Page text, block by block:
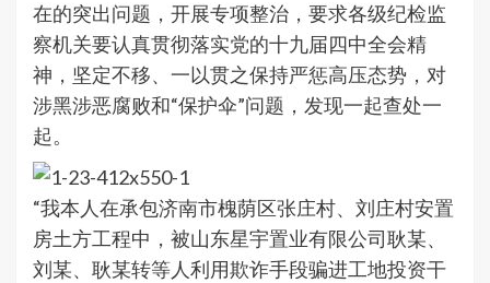
在的突出问题，开展专项整治，要求各级纪检监
察机关要认真贯彻落实党的十九届四中全会精
神，坚定不移、一以贯之保持严惩高压态势，对
涉黑涉恶腐败和“保护伞”问题，发现一起查处一
起。
“我本人在承包济南市槐荫区张庄村、刘庄村安置
房土方工程中，被山东星宇置业有限公司耿某、
刘某、耿某转等人利用欺诈手段骗进工地投资干